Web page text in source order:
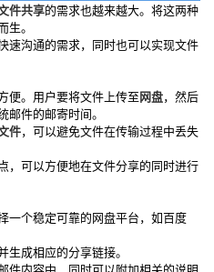
件共享的需求也越来越大。将这两种
。
速沟通的需求，同时也可以实现文件
便。用户要将文件上传至网盘，然后
件的邮寄时间。
件，可以避免文件在传输过程中丢失
，可以方便地在文件分享的同时进行
一个稳定可靠的网盘平台，如百度
成相应的分享链接。